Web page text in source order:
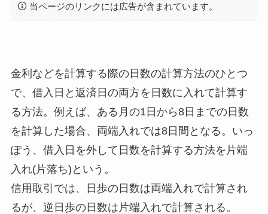
当ページのリンクには広告が含まれています。
金利などを計算する際の日数の計算方法のひとつ
で、借入日と返済日の両方を日数に入れて計算す
る方法。例えば、ある月の1日から8日までの日数
を計算した場合、両端入れでは8日間となる。いっ
ぽう、借入日を外して日数を計算する方法を片端
入れ(片落ち)という。
信用取引では、日歩の日数は両端入れで計算され
るが、逆日歩の日数は片端入れで計算される。